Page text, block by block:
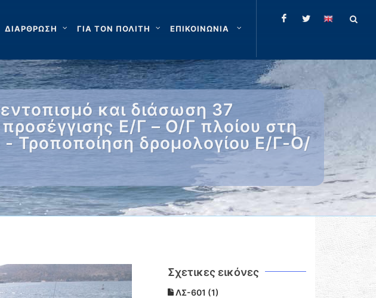
ΔΙΑΡΘΡΩΣΗ ΓΙΑ ΤΟΝ ΠΟΛΙΤΗ ΕΠΙΚΟΙΝΩΝΙΑ
και διάσωση 37
Ε/Γ – Ο/Γ πλοίου στη
Τροποποίηση δρομολογίου Ε/Γ-Ο/
Σχετικες εικόνες
ΛΣ-601 (1)